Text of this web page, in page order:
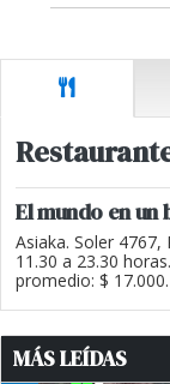
El mundo en un
Asiaka. Soler
11.30 a 23.30
promedio: $ 17.000.
MÁS LEÍDAS